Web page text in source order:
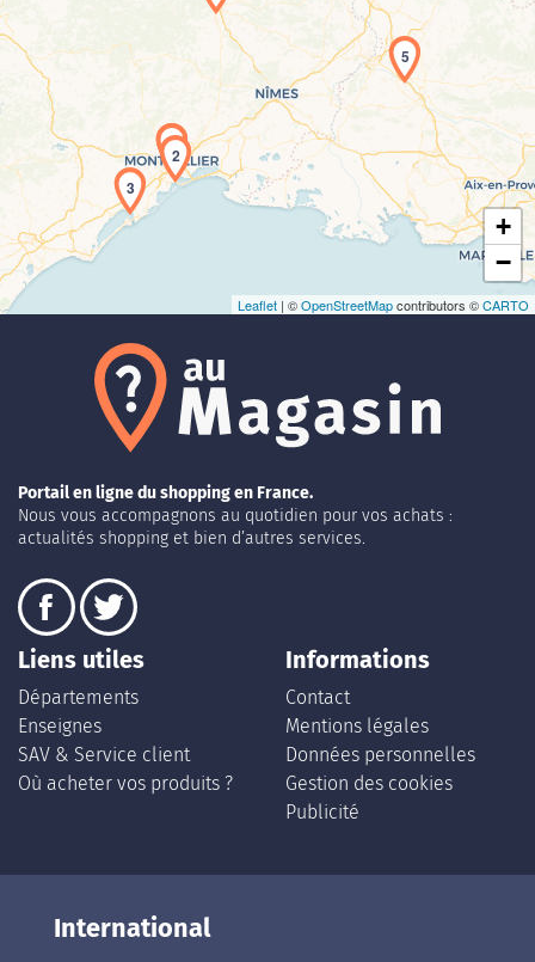
Chargement de la carte en cours...
1
2
3
5
+
−
Leaflet | ©OpenStreetMapcontributors ©CARTO
Portail en ligne du shopping en France.
Nous vous accompagnons au quotidien pour vos achats :
actualités shopping et bien d’autres services.
Liens utiles
Départements
Enseignes
SAV & Service client
Où acheter vos produits ?
Informations
Contact
Mentions légales
Données personnelles
Gestion des cookies
Publicité
International